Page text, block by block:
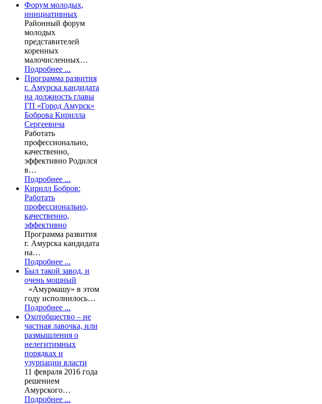
Форум молодых,
инициативных
Районный форум
молодых
представителей
коренных
малочисленных…
Подробнее ...
Программа развития
г. Амурска кандидата
на должность главы
ГП «Город Амурск»
Боброва Кирилла
Сергеевича
Работать
профессионально,
качественно,
эффективно Родился
в…
Подробнее ...
Кирилл Бобров:
Работать
профессионально,
качественно,
эффективно
Программа развития
г. Амурска кандидата
на…
Подробнее ...
Был такой завод, и
очень мощный
«Амурмашу» в этом
году исполнилось…
Подробнее ...
Охотобщество – не
частная лавочка, или
размышления о
нелегитимных
порядках и
узурпации власти
11 февраля 2016 года
решением
Амурского…
Подробнее ...